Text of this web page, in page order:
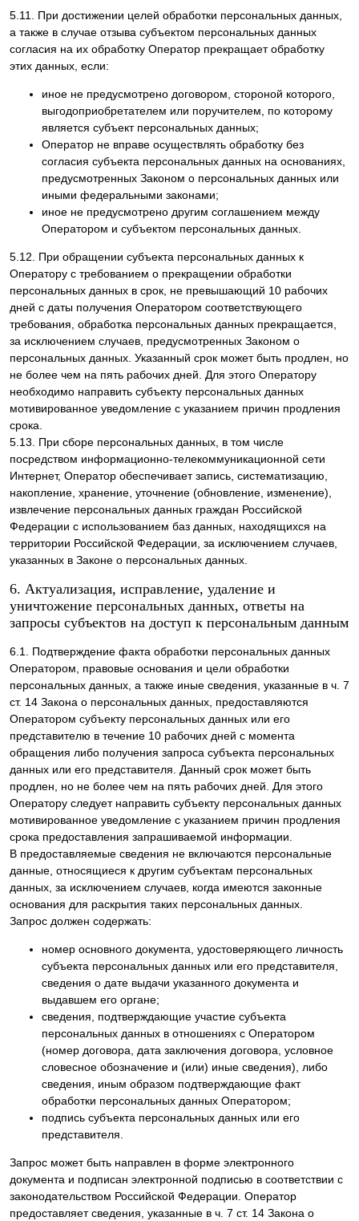
5.11. При достижении целей обработки персональных данных,
а также в случае отзыва субъектом персональных данных
согласия на их обработку Оператор прекращает обработку
этих данных, если:
иное не предусмотрено договором, стороной которого,
выгодоприобретателем или поручителем, по которому
является субъект персональных данных;
Оператор не вправе осуществлять обработку без
согласия субъекта персональных данных на основаниях,
предусмотренных Законом о персональных данных или
иными федеральными законами;
иное не предусмотрено другим соглашением между
Оператором и субъектом персональных данных.
5.12. При обращении субъекта персональных данных к
Оператору с требованием о прекращении обработки
персональных данных в срок, не превышающий 10 рабочих
дней с даты получения Оператором соответствующего
требования, обработка персональных данных прекращается,
за исключением случаев, предусмотренных Законом о
персональных данных. Указанный срок может быть продлен, но
не более чем на пять рабочих дней. Для этого Оператору
необходимо направить субъекту персональных данных
мотивированное уведомление с указанием причин продления
срока.
5.13. При сборе персональных данных, в том числе
посредством информационно-телекоммуникационной сети
Интернет, Оператор обеспечивает запись, систематизацию,
накопление, хранение, уточнение (обновление, изменение),
извлечение персональных данных граждан Российской
Федерации с использованием баз данных, находящихся на
территории Российской Федерации, за исключением случаев,
указанных в Законе о персональных данных.
6. Актуализация, исправление, удаление и
уничтожение персональных данных, ответы на
запросы субъектов на доступ к персональным данным
6.1. Подтверждение факта обработки персональных данных
Оператором, правовые основания и цели обработки
персональных данных, а также иные сведения, указанные в ч. 7
ст. 14 Закона о персональных данных, предоставляются
Оператором субъекту персональных данных или его
представителю в течение 10 рабочих дней с момента
обращения либо получения запроса субъекта персональных
данных или его представителя. Данный срок может быть
продлен, но не более чем на пять рабочих дней. Для этого
Оператору следует направить субъекту персональных данных
мотивированное уведомление с указанием причин продления
срока предоставления запрашиваемой информации.
В предоставляемые сведения не включаются персональные
данные, относящиеся к другим субъектам персональных
данных, за исключением случаев, когда имеются законные
основания для раскрытия таких персональных данных.
Запрос должен содержать:
номер основного документа, удостоверяющего личность
субъекта персональных данных или его представителя,
сведения о дате выдачи указанного документа и
выдавшем его органе;
сведения, подтверждающие участие субъекта
персональных данных в отношениях с Оператором
(номер договора, дата заключения договора, условное
словесное обозначение и (или) иные сведения), либо
сведения, иным образом подтверждающие факт
обработки персональных данных Оператором;
подпись субъекта персональных данных или его
представителя.
Запрос может быть направлен в форме электронного
документа и подписан электронной подписью в соответствии с
законодательством Российской Федерации. Оператор
предоставляет сведения, указанные в ч. 7 ст. 14 Закона о